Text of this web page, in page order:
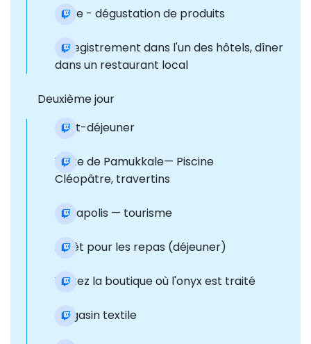
Cave - dégustation de produits
Enregistrement dans l'un des hôtels, dîner
dans un restaurant local
Deuxième jour
Petit-déjeuner
Visite de Pamukkale— Piscine
Cléopâtre, travertins
Hiérapolis — tourisme
Arrêt pour les repas (déjeuner)
Visitez la boutique où l'onyx est traité
Magasin textile